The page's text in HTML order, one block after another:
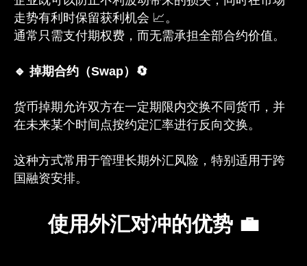
走势有利时保留获利机会 📈。
通常只需支付期权费，而无需承担全部合约价值。
🔹 掉期合约（Swap）🔄
货币掉期允许双方在一定期限内交换不同货币，并
在未来某个时间点按约定汇率进行反向交换。
这种方式常用于管理长期外汇风险，特别适用于跨
国融资安排。
使用外汇对冲的优势 💼